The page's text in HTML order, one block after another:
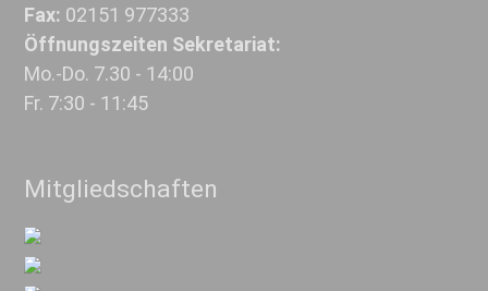
Fax: 02151 977333
Öffnungszeiten Sekretariat:
Mo.-Do. 7.30 - 14:00
Fr. 7:30 - 11:45
Mitgliedschaften